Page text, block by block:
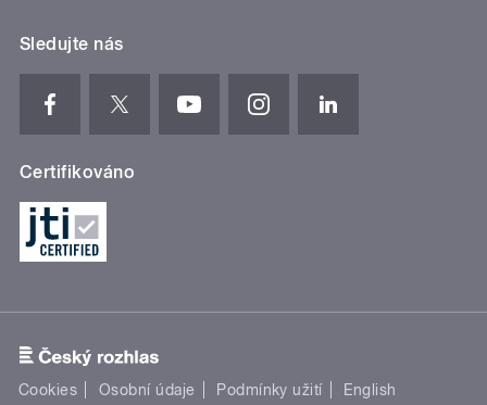
Sledujte nás
Certifikováno
Cookies Osobní údaje Podmínky užití English